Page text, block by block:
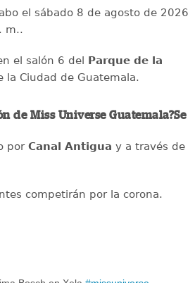
el sábado 8 de agosto de 2026
m..
el salón 6 del Parque de la
la Ciudad de Guatemala.
de Miss Universe Guatemala?Se
porCanal Antigua y a través de
competirán por la corona.